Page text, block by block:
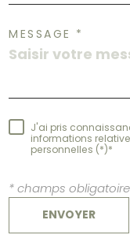
MESSAGE *
J'ai pris
informations
personnelles (*)*
* champs
ENVOYER